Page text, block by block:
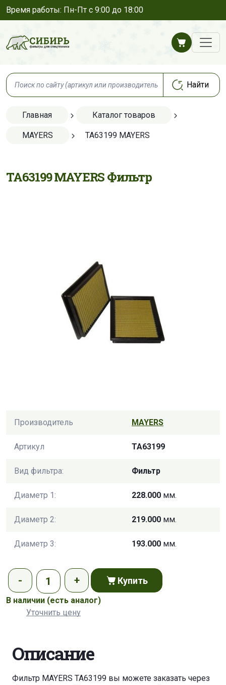
Время работы: Пн-Пт с 9:00 до 18:00
Главная Каталог товаров
MAYERS TA63199 MAYERS
TA63199 MAYERS Фильтр
Производитель MAYERS
Артикул TA63199
Вид фильтра: Фильтр
Диаметр 1: 228.000 мм.
Диаметр 2: 219.000 мм.
Диаметр 3: 193.000 мм.
Купить
В наличии (есть аналог)
Уточнить цену
Описание
Фильтр MAYERS TA63199 вы можете заказать через